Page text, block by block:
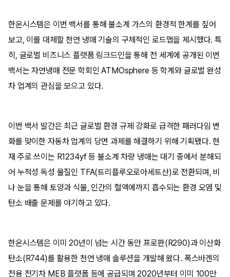
한온시스템은 이번 백서를 통해 불소계 가스의 환경적 한계를 짚어
보고, 이를 대체할 천연 냉매 기술의 구체적인 로드맵을 제시했다. 특
히, 글로벌 비즈니스 플랫폼 링크드인을 통해 전 세계에 공개된 이번
백서는 자연냉매 전문 학회인 ATMOsphere 등 학계와 글로벌 완성
차 업계의 관심을 모으고 있다.
이번 백서 발간은 최근 글로벌 환경 규제 강화로 급격한 패러다임 변
화를 맞이한 자동차 업계의 당면 과제를 해결하기 위해 기획됐다. 현
재 주로 쓰이는 R1234yf 등 불소계 차량 냉매는 대기 중에서 분해되
어 누적성 독성 물질인 TFA(트리플루오로아세트산)로 전환되며, 비
나 눈을 통해 토양과 식물, 인간의 혈액에까지 흡수되는 환경 오염 및
탄소 배출 문제를 야기하고 있다.
한온시스템은 이미 20년이 넘는 시간 동안 프로판(R290)과 이산화
탄소(R744)를 활용한 천연 냉매 솔루션을 개발해 왔다. 폭스바겐의
전용 전기차 MEB 플랫폼 등에 공급되며 2020년부터 이미 100만